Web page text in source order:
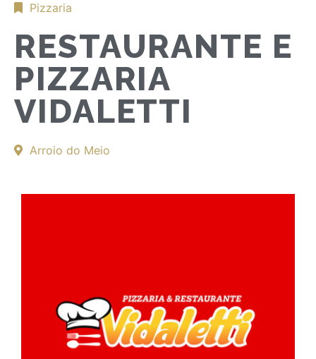
Pizzaria
RESTAURANTE E
PIZZARIA
VIDALETTI
Arroio do Meio